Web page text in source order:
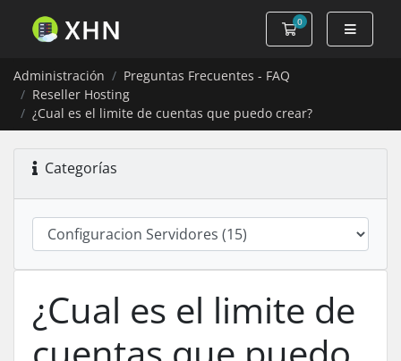
0
Carro de Pedidos
Administración
Preguntas Frecuentes - FAQ
Reseller Hosting
¿Cual es el limite de cuentas que puedo crear?
Categorías
¿Cual es el limite de